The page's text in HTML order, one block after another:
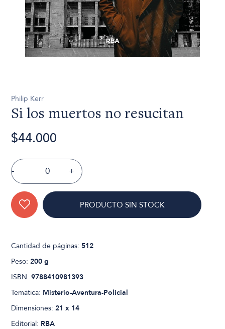
Philip Kerr
Si los muertos no resucitan
$44.000
- +
PRODUCTO SIN STOCK
Cantidad de páginas:512
Peso:200 g
ISBN:9788410981393
Temática: Misterio-Aventura-Policial
Dimensiones:21 x 14
Editorial: RBA